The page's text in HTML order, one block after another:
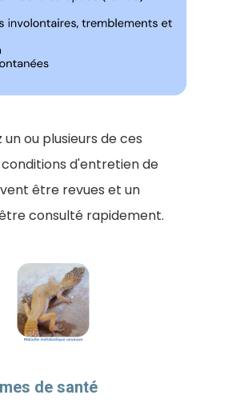
un ou plusieurs de ces
d'entretien de
être revues et un
consulté rapidement.
de santé